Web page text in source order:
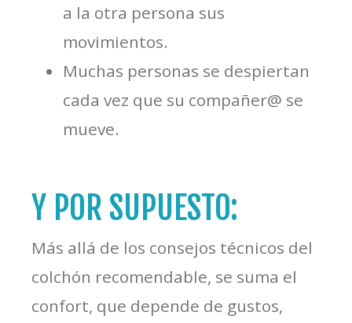
a la otra persona sus
movimientos.
Muchas personas se despiertan
cada vez que su compañer@ se
mueve.
Y POR SUPUESTO:
Más allá de los consejos técnicos del
colchón recomendable, se suma el
confort, que depende de gustos,